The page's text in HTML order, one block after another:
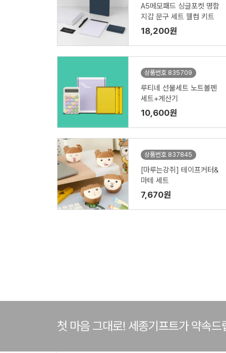
A5메모패드 싱글포켓 명함
지갑 문구 세트 웰컴 키트
18,200원
상품번호 835709
루티네 선물세트 노트볼펜
세트+계산기
10,600원
상품번호 837845
[마루는강쥐] 테이프커터&
마테 세트
7,670원
첫 마음 그대로! 세종기프트가 약속드